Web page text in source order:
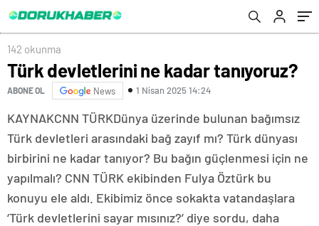
142 okunma
Türk devletlerini ne kadar tanıyoruz?
ABONE OL News 1 Nisan 2025 14:24
KAYNAKCNN TÜRKDünya üzerinde bulunan bağımsız
Türk devletleri arasındaki bağ zayıf mı? Türk dünyası
birbirini ne kadar tanıyor? Bu bağın güçlenmesi için ne
yapılmalı? CNN TÜRK ekibinden Fulya Öztürk bu
konuyu ele aldı. Ekibimiz önce sokakta vatandaşlara
‘Türk devletlerini sayar mısınız?’ diye sordu, daha